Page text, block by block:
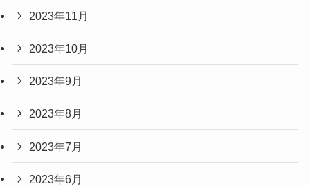
2023年11月
2023年10月
2023年9月
2023年8月
2023年7月
2023年6月